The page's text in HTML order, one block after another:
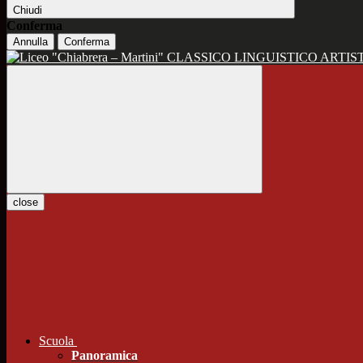
Chiudi
Conferma
Annulla Conferma
CLASSICO LINGUISTICO
close
Scuola
Panoramica